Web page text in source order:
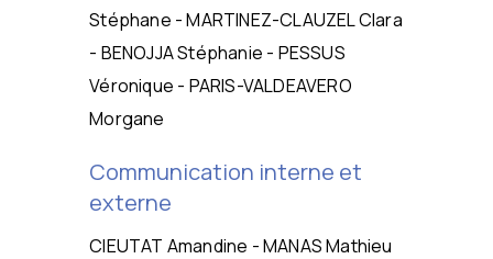
Stéphane - MARTINEZ-CLAUZEL Clara
- BENOJJA Stéphanie - PESSUS
Véronique - PARIS-VALDEAVERO
Morgane
Communication interne et
externe
CIEUTAT Amandine - MANAS Mathieu